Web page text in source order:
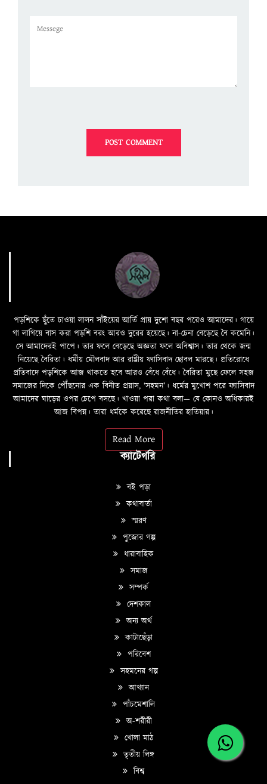
পড়শিকে ছুঁতে চাওয়া লালন সাঁইয়ের আর্তি প্রায় দুশো বছর পরেও আমাদের। গায়ে
গা লাগিয়ে বাস করা পড়শি বরং আরও দুরের হয়েছে। না-চেনা বেড়েছে বৈ কমেনি।
সে আমাদেরই পাপে। তার ফলে বেড়েছে অজ্ঞতা ফলে অবিশ্বাস। তার থেকে জন্ম
নিয়েছে বৈরিতা। ধর্মীয় মৌলবাদ আর রাষ্ট্রীয় ফ্যাসিবাদ ছোবল মারছে। প্রতিরোধে
প্রতিবাদে পড়শিকে আজ থাকতে হবে আরও বেঁধে বেঁধে। বৈরিতা মুছে ফেলে সহজ
সমাজের দিকে পৌঁছনোর এক বিনীত প্রয়াস, ‘সহমন’। ধর্মের মুখোশ পরে ফ্যাসিবাদ
আমাদের ঘাড়ের ওপর চেপে বসছে। খাওয়া পরা কথা বলা—­­ যে কোনও অধিকারই
আজ বিপন্ন। তারা ধর্মকে করেছে রাজনীতির হাতিয়ার।
Read More
ক্যাটেগরি
বই পড়া
কথাবার্তা
স্মরণ
পুজোর গল্প
ধারাবাহিক
সমাজ
সম্পর্ক
দেশকাল
অন্য অর্থ
কাটাছেঁড়া
পরিবেশ
সহমনের গল্প
আখ্যান
পাঁচমেশালি
অ-শরীরী
খোলা মাঠ
তৃতীয় লিঙ্গ
বিশ্ব